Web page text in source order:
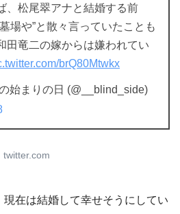
、松尾翠アナと結婚する前
場や”と散々言っていたことも
田竜二の嫁からは嫌われてい
brQ80Mtwkx
始まりの日 (@__blind_side)
twitter.com
在は結婚して幸せそうにしてい